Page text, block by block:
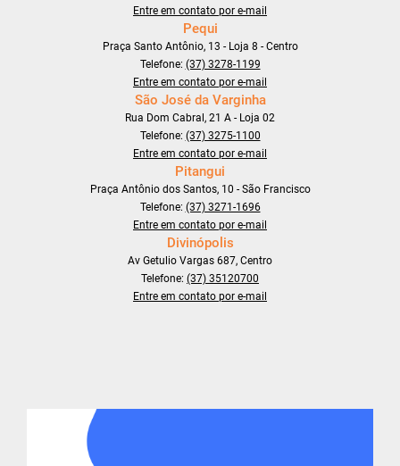
Entre em contato por e-mail
Pequi
Praça Santo Antônio, 13 - Loja 8 - Centro
Telefone: (37) 3278-1199
Entre em contato por e-mail
São José da Varginha
Rua Dom Cabral, 21 A - Loja 02
Telefone: (37) 3275-1100
Entre em contato por e-mail
Pitangui
Praça Antônio dos Santos, 10 - São Francisco
Telefone: (37) 3271-1696
Entre em contato por e-mail
Divinópolis
Av Getulio Vargas 687, Centro
Telefone: (37) 35120700
Entre em contato por e-mail